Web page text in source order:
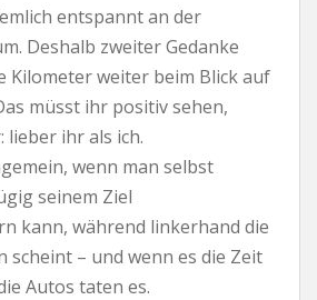
entspannt an der
Deshalb zweiter Gedanke
Kilometer weiter beim Blick auf
müsst ihr positiv sehen,
lieber ihr als ich.
wenn man selbst
seinem Ziel
kann, während linkerhand die
scheint – und wenn es die Zeit
Autos taten es.